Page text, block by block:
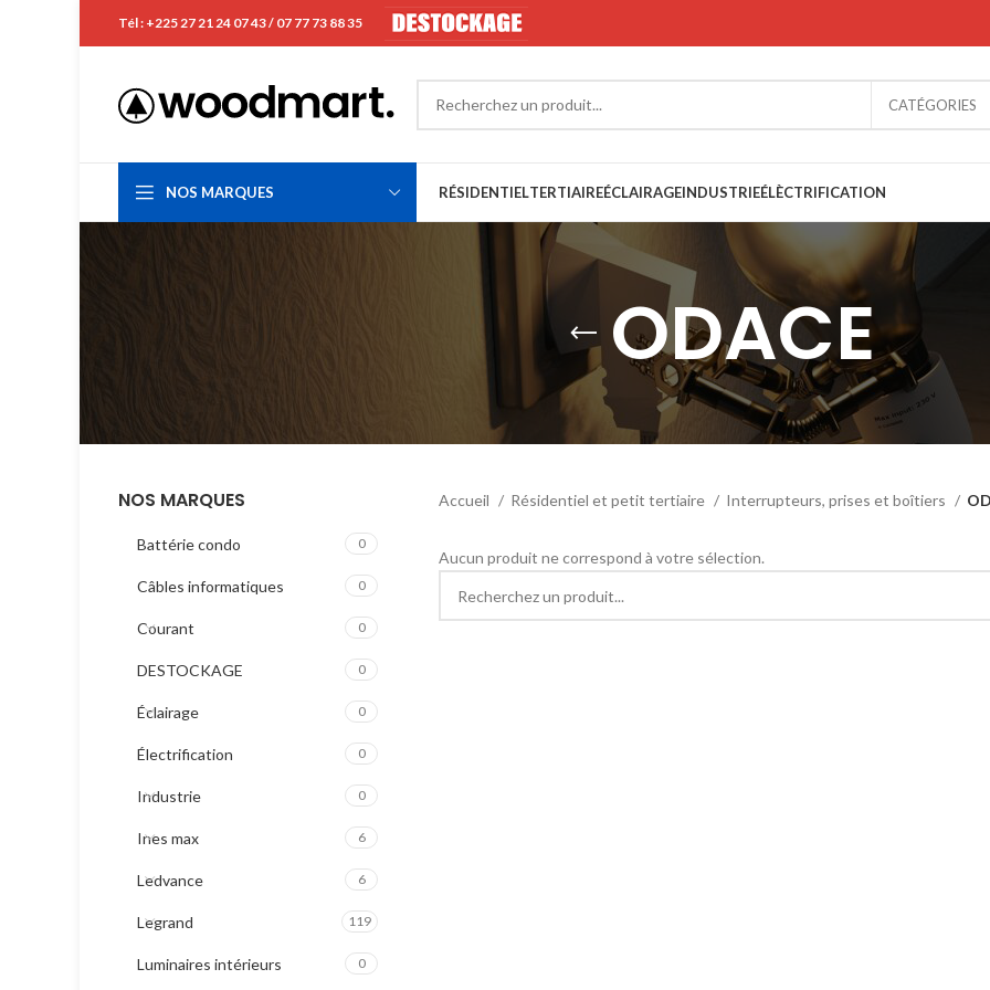
Tél : +225 27 21 24 07 43 / 07 77 73 88 35
CATÉGORIES
NOS MARQUES RÉSIDENTIELTERTIAIREÉCLAIRAGEINDUSTRIEÉLÈCTRIFICATION
ODACE
NOS MARQUES
Battérie condo 0
Câbles informatiques 0
Courant 0
DESTOCKAGE 0
Éclairage 0
Électrification 0
Industrie 0
Ines max 6
Ledvance 6
Legrand 119
Luminaires intérieurs 0
Accueil Résidentiel et petit tertiaire Interrupteurs, prises et boîtiers
Aucun produit ne correspond à votre sélection.